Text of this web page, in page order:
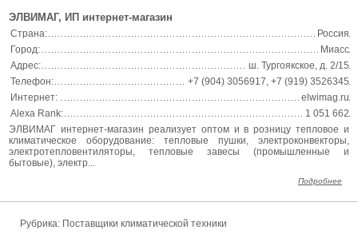
ЭЛВИМАГ, ИП интернет-магазин
Страна:
Россия
Город:
Миасс
Адрес:
ш. Тургоякское, д. 2/15
Телефон:
+7 (904) 3056917, +7 (919) 3526345
Интернет:
elwimag.ru
Alexa Rank:
1 051 662
ЭЛВИМАГ интернет-магазин реализует оптом и в розницу тепловое и
климатическое оборудование: тепловые пушки, электроконвекторы,
электротепловентиляторы, тепловые завесы (промышленные и
бытовые), электр...
Подробнее
Рубрика: Поставщики климатической техники